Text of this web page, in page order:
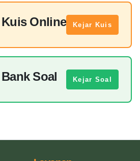
Online Kejar Kuis
Soal Kejar Soal